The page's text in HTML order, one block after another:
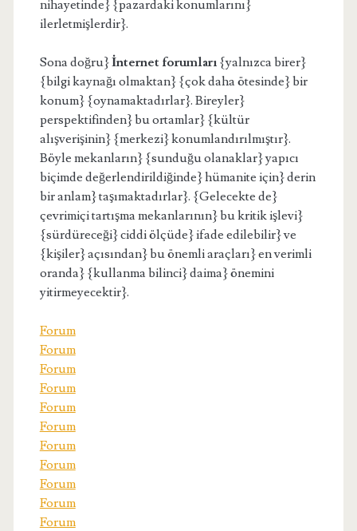
nihayetinde} {pazardaki konumlarını}
ilerletmişlerdir}.
Sona doğru}İnternet forumları{yalnızca birer}
{bilgi kaynağı olmaktan} {çok daha ötesinde} bir
konum} {oynamaktadırlar}. Bireyler}
perspektifinden} bu ortamlar} {kültür
alışverişinin} {merkezi} konumlandırılmıştır}.
Böyle mekanların} {sunduğu olanaklar} yapıcı
biçimde değerlendirildiğinde} hümanite için} derin
bir anlam} taşımaktadırlar}. {Gelecekte de}
çevrimiçi tartışma mekanlarının} bu kritik işlevi}
{sürdüreceği} ciddi ölçüde} ifade edilebilir} ve
{kişiler} açısından} bu önemli araçları} en verimli
oranda} {kullanma bilinci} daima} önemini
yitirmeyecektir}.
Forum
Forum
Forum
Forum
Forum
Forum
Forum
Forum
Forum
Forum
Forum